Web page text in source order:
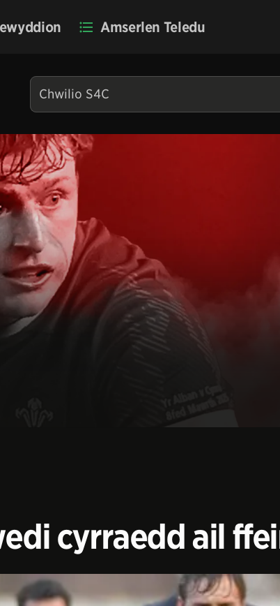
Amserlen Teledu
cyrraedd ail